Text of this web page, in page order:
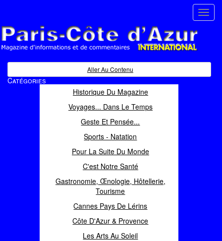
Magazine d'informations et de commentaires
Aller Au Contenu
Catégories
Historique Du Magazine
Voyages... Dans Le Temps
Geste Et Pensée...
Sports - Natation
Pour La Suite Du Monde
C'est Notre Santé
Gastronomie, Œnologie, Hôtellerie,
Tourisme
Cannes Pays De Lérins
Côte D'Azur & Provence
Les Arts Au Soleil